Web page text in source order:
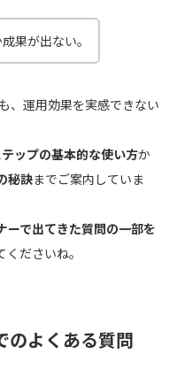
果が出ない。
、運用効果を実感できない
ップの基本的な使い方か
秘訣までご案内していま
ーで出てきた質問の一部を
ださいね。
のよくある質問